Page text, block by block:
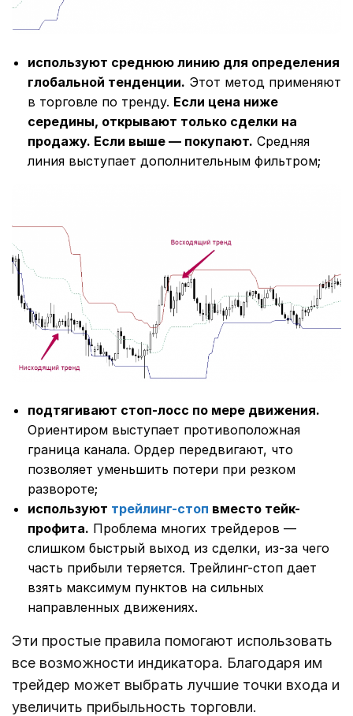
используют среднюю линию для определения
глобальной тенденции. Этот метод применяют
в торговле по тренду. Если цена ниже
середины, открывают только сделки на
продажу. Если выше ― покупают. Средняя
линия выступает дополнительным фильтром;
подтягивают стоп-лосс по мере движения.
Ориентиром выступает противоположная
граница канала. Ордер передвигают, что
позволяет уменьшить потери при резком
развороте;
используют трейлинг-стоп вместо тейк-
профита. Проблема многих трейдеров ―
слишком быстрый выход из сделки, из-за чего
часть прибыли теряется. Трейлинг-стоп дает
взять максимум пунктов на сильных
направленных движениях.
Эти простые правила помогают использовать
все возможности индикатора. Благодаря им
трейдер может выбрать лучшие точки входа и
увеличить прибыльность торговли.